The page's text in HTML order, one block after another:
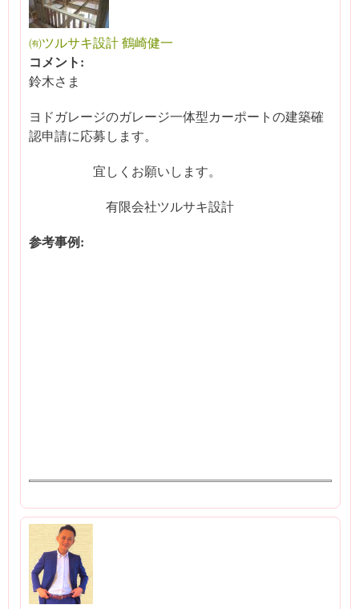
㈲ツルサキ設計 鶴崎健一
コメント:
鈴木さま
ヨドガレージのガレージ一体型カーポートの建築確
認申請に応募します。
宜しくお願いします。
有限会社ツルサキ設計
参考事例: